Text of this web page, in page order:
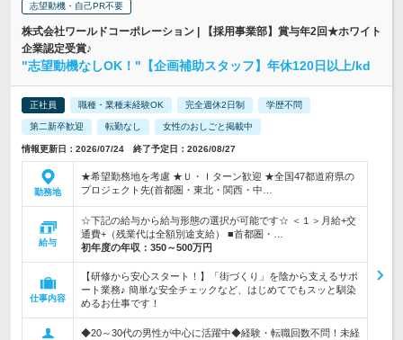
志望動機・自己PR不要
株式会社ワールドコーポレーション | 【採用事業部】賞与年2回★ホワイト
企業認定受賞♪
"志望動機なしOK！"【企画補助スタッフ】年休120日以上/kd
正社員 職種・業種未経験OK 完全週休2日制 学歴不問
第二新卒歓迎 転勤なし 女性のおしごと掲載中
情報更新日：2026/07/24 終了予定日：2026/08/27
勤務地
★希望勤務地を考慮 ★Ｕ・Ｉターン歓迎 ★全国47都道府県の
プロジェクト先(首都圏・東北・関西・中…
給与
☆下記の給与から給与形態の選択が可能です☆ ＜１＞月給+交
通費+（残業代は全額別途支給） ■首都圏・…
初年度の年収： 350～500万円
仕事内容
【研修から安心スタート！】「街づくり」を陰から支えるサポ
ート業務♪ 簡単な安全チェックなど、はじめてでもスッと馴染
めるお仕事です！
◆20～30代の男性が中心に活躍中◆経験・転職回数不問！未経